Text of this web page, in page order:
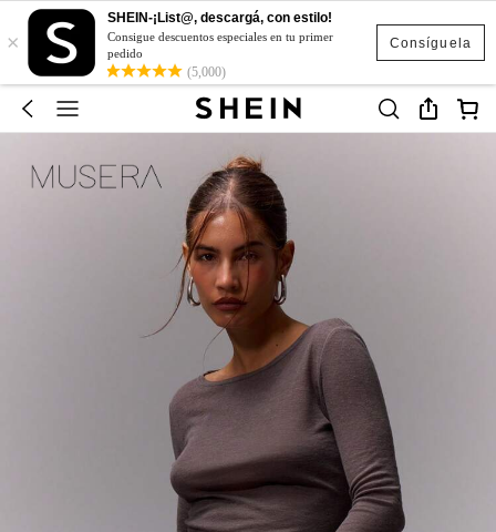
Consíguela
×
SHEIN-¡List@, descargá, con estilo!
Consigue descuentos especiales en tu primer
pedido
(5,000)